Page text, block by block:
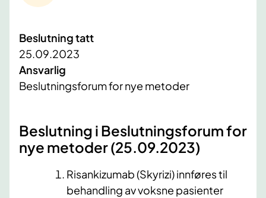
Beslutning tatt
25.09.2023
Ansvarlig
Beslutningsforum for nye metoder
​Beslutning i Beslutningsforum for
nye metoder (25.09.2023)
Risankizumab (Skyrizi) innføres til
behandling av voksne pasienter